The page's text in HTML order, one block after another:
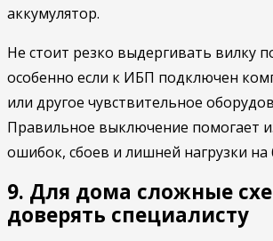
аккумулятор.
Не стоит резко выдергивать вилку
особенно если к ИБП подключен
или другое чувствительное
Правильное выключение помогает
ошибок, сбоев и лишней нагрузки на
9. Для дома сложные
доверять специалисту